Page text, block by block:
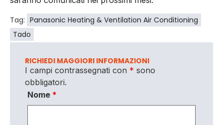
Tag: Panasonic Heating & Ventilation Air Conditioning
Tado
RICHIEDI MAGGIORI INFORMAZIONI
I campi contrassegnati con * sono
obbligatori.
Nome *